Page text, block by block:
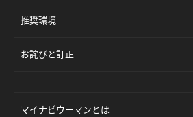
推奨環境
お詫びと訂正
マイナビウーマンとは